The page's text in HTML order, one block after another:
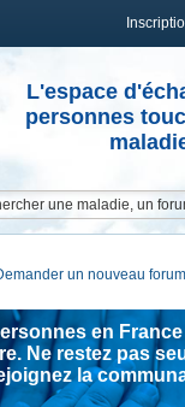
L'espace
personnes
un nouveau forum
en
Ne restez pas
la